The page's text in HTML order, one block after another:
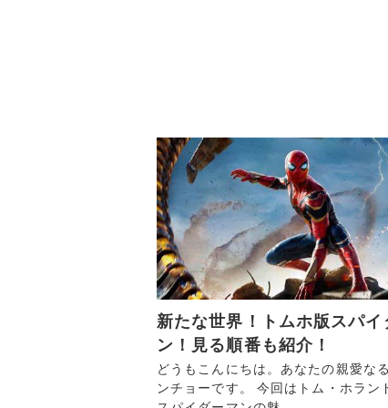
新たな世界！トムホ版スパイ
ン！見る順番も紹介！
どうもこんにちは。あなたの親愛な
ンチョーです。 今回はトム・ホラン